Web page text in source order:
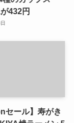
432円
セール】寿がき